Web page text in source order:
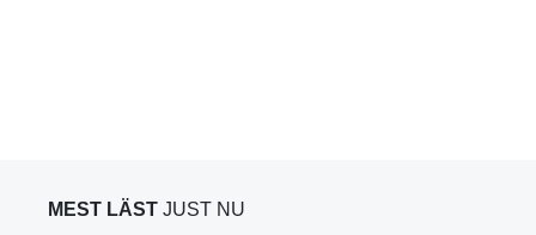
MEST LÄST JUST NU